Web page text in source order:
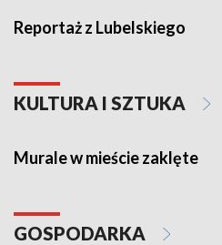
Reportaż z Lubelskiego
KULTURA I SZTUKA
Murale w mieście zaklęte
GOSPODARKA